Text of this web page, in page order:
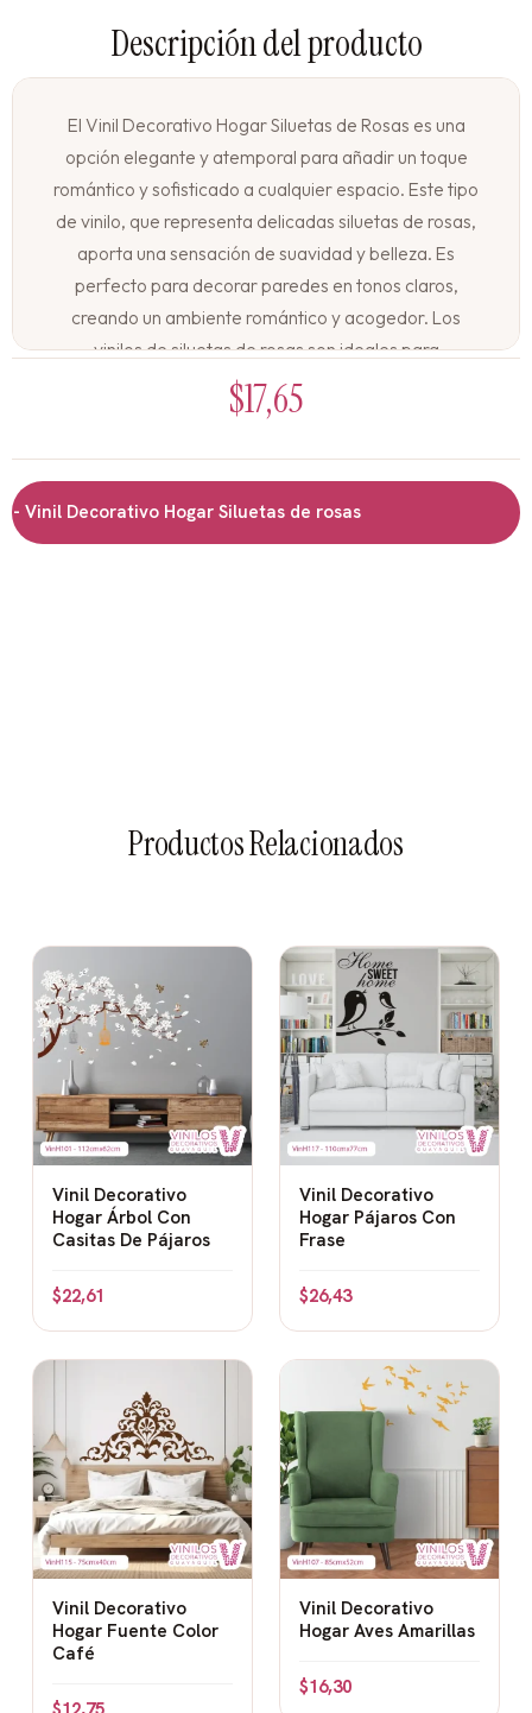
El Vinil Decorativo Hogar Siluetas de Rosas es una
opción elegante y atemporal para añadir un toque
romántico y sofisticado a cualquier espacio. Este tipo
de vinilo, que representa delicadas siluetas de rosas,
aporta una sensación de suavidad y belleza. Es
perfecto para decorar paredes en tonos claros,
creando un ambiente romántico y acogedor. Los
vinilos de siluetas de rosas son ideales para
dormitorios, salas de estar o cualquier rincón que
desees embellecer con un toque floral, sin la
Vinil adhesivo de muy buena calidad
$17,65
Vinil Decorativo Hogar Siluetas de rosas
Productos Relacionados
Vinil Decorativo
Hogar Árbol Con
Casitas De Pájaros
$22,61
Vinil Decorativo
Hogar Pájaros Con
Frase
$26,43
Vinil Decorativo
Hogar Fuente Color
Café
Vinil Decorativo
Hogar Aves Amarillas
$16,30